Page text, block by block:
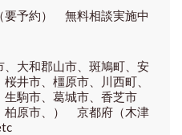
要予約） 無料相談実施中
大和郡山市、斑鳩町、安
井市、橿原市、川西町、
生駒市、葛城市、香芝市
柏原市、） 京都府（木津